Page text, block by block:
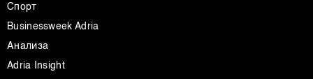
Спорт
Businessweek Adria
Анализа
Adria Insight